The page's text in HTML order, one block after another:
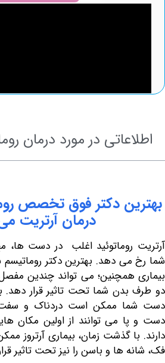
در مورد درمان
دکتر فوقتخصص
درمانآرتریتمیگوید
اغلب در دست ها، مچ دست،
دهد. بهترین دکتر روماتیسم شیراز
می تواند چندین مفصل را به
شما تحت تاثیر قرار دهد. به
ممکن است دردناک و سفت باشد.
می توانند از اولین مکان هایی
گذشت زمان،بیماری آرتروزممکن است
ها و باسن را نیز تحت تاثیر قرار دهد.